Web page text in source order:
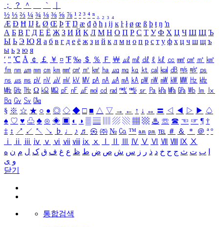
；
？ ＾ ｀
½ ⅓ ⅔ ¼ ¾ ⅛ ⅜ ⅝ ⅞ ¹ ² ³ ⁴ ⁿ ₁ ₂ ₃ ₄
Æ Ð Ħ Ĳ Ł Ø Œ Þ Ŧ Ŋ æ đ ð ħ ı ĳ ĸ ŀ ł ø œ ß þ ŧ ŋ ŉ
А Б В Г Д Е Ё Ж З И Й К Л М Н О П Р С Т У Ф Х Ц Ч Ш Щ Ъ
Ы Ь Э Ю Я а б в г д е ё ж з и й к л м н о п р с т у ф х ц ч ш щ ъ
ы ь э ю я
′ ″ ℃ Å ￠ ￡ ￥ ¤ ℉ ‰ ＄ ％ Ｆ ￦ ㎕ ㎖ ㎗ ℓ ㎘ ㏄ ㎣ ㎤ ㎥ ㎦
㎙ ㎚ ㎛ ㎜ ㎝ ㎞ ㎟ ㎠ ㎡ ㎢ ㏊ ㎍ ㎎ ㎏ ㏏ ㎈ ㎉ ㏈ ㎧ ㎨ ㎰
㎱ ㎲ ㎳ ㎴ ㎵ ㎶ ㎷ ㎸ ㎹ ㎀ ㎁ ㎂ ㎃ ㎄ ㎺ ㎻ ㎽ ㎾ ㎿ ㎐ ㎑
㎒ ㎓ ㎔ Ω ㏀ ㏁ ㎊ ㎋ ㎌ ㏖ ㏅ ㎭ ㎮ ㎯ ㏛ ㎩ ㎪ ㎫ ㎬ ㏝ ㏐
㏓
㏃ ㏉ ㏜ ㏆
§ ※ ☆ ★ ○ ● ◎ ◇ ◆ □ ■ △ ▽ → ← ↑ ↓ ↔ 〓 ◁ ◀ ▷ ▶ ♤
♠ ♡ ♥ ♧ ♣ ⊙ ◈ ▣ ◐ ◑ ▒ ▤ ▨ ▧ ▦ ▩ ♨ ☏ ☎ ☜ ☞ ¶ †
‡ ↕ ↗ ↙ ↖ ↘ ♭ ♩ ♪ ♬ ㉿ ㈜ № ㏇ ™ ㏂ ㏘ ℡ ＃ ＆ ＊ ＠ ª º
ⅰ
ⅱ ⅲ ⅳ ⅴ ⅵ ⅶ ⅷ ⅸ ⅹ Ⅳ Ⅴ Ⅵ Ⅶ Ⅷ Ⅸ Ⅹ
ب ت ث ج ح خ د ذ ر ز س ش ص ض ط ظ ع غ ف ق ک ل م ن ه
و ی
닫기
통합검색